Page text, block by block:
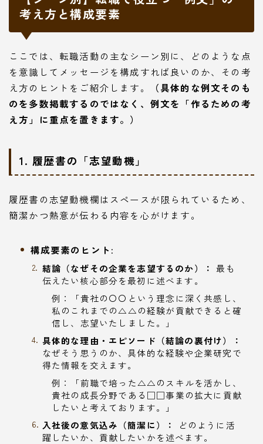
考え方と構成要素
ここでは、転職活動の主なシーン別に、どのような点
を意識してメッセージを構成すれば良いのか、その考
え方のヒントをご紹介します。
（具体的な例文そのも
のを多数掲載するのではなく、例文を「作るための考
え方」に重点を置きます。）
1. 履歴書の「志望動機」
履歴書の志望動機欄はスペースが限られているため、
簡潔かつ熱意が伝わる内容を心がけます。
構成要素のヒント:
結論（なぜその企業を志望するのか）： 最も
伝えたい核心部分を最初に述べます。
例：「貴社の〇〇という理念に深く共感し、
私のこれまでの△△の経験が貢献できると確
信し、志望いたしました。」
具体的な理由・エピソード（結論の裏付け）：
なぜそう思うのか、具体的な経験や企業研究で
得た情報を交えます。
例：「前職で培った△△のスキルを活かし、
貴社の成長分野である□□事業の拡大に貢献
したいと考えております。」
入社後の意気込み（簡潔に）：
どのように活
躍したいか、貢献したいかを述べます。